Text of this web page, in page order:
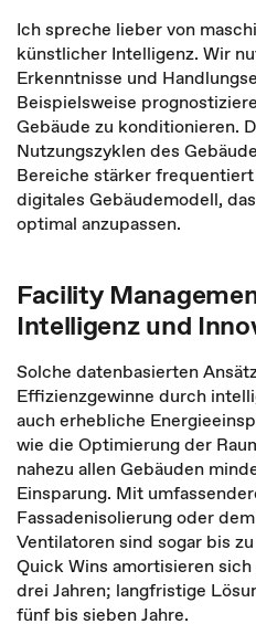
Ich spreche lieber von
künstlicher Intelligenz. Wir
Erkenntnisse und
Beispielsweise
Gebäude zu konditionieren.
Nutzungszyklen des
Bereiche stärker
digitales Gebäudemodell,
optimal anzupassen.
Facility
Intelligenz und
Solche datenbasierten
Effizienzgewinne durch
auch erhebliche
wie die Optimierung der
nahezu allen Gebäuden
Einsparung. Mit
Fassadenisolierung oder
Ventilatoren sind sogar bis
Quick Wins amortisieren
drei Jahren; langfristige
fünf bis sieben Jahre.